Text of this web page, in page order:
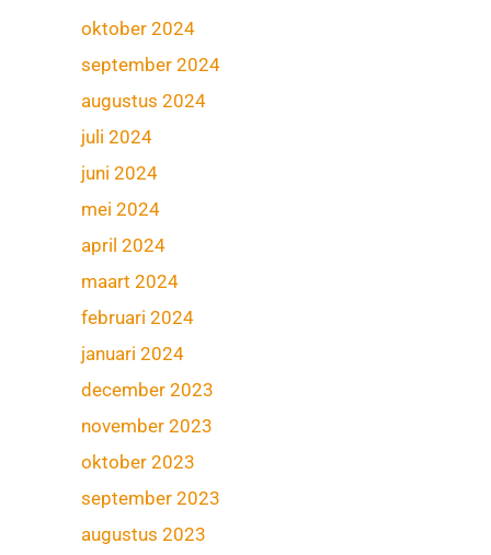
oktober 2024
september 2024
augustus 2024
juli 2024
juni 2024
mei 2024
april 2024
maart 2024
februari 2024
januari 2024
december 2023
november 2023
oktober 2023
september 2023
augustus 2023